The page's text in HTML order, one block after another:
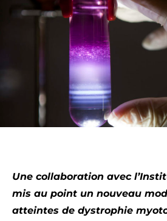
Une collaboration avec
mis au point un nouveau
atteintes de dystrophie